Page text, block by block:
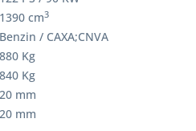
1390 cm3
Benzin / CAXA;CNVA
880 Kg
840 Kg
20 mm
20 mm